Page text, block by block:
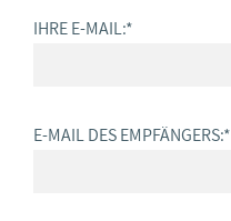
IHRE E-MAIL:*
E-MAIL DES EMPFÄNGERS:*